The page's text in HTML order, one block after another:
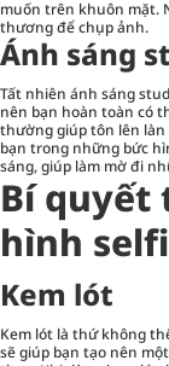
muốn trên khuôn mặt.
thương để chụp ảnh.
Ánh sáng
Tất nhiên ánh sáng
nên bạn hoàn toàn có
thường giúp tôn lên
bạn trong những bức
sáng, giúp làm mờ đi
Bí quyết
hình
Kem lót
Kem lót là thứ không
sẽ giúp bạn tạo nên